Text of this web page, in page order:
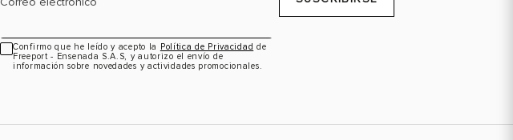
Confirmo que he leído y acepto la Política de Privacidad de
Freeport - Ensenada S.A.S, y autorizo el envío de
información sobre novedades y actividades promocionales.